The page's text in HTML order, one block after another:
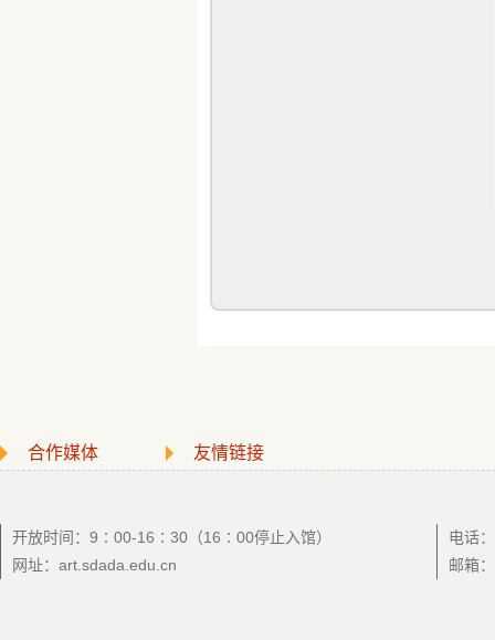
合作媒体 友情链接
开放时间：9∶00-16∶30（16∶00停止入馆）
网址：art.sdada.edu.cn
电话
邮箱